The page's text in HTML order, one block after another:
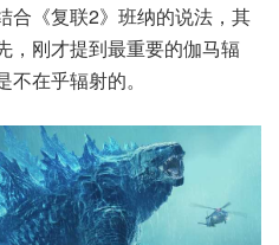
合《复联2》班纳的说法，其
，刚才提到最重要的伽马辐
在乎辐射的。